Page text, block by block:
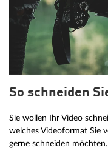
So schneiden
Sie wollen Ihr Video
welches Videoformat Sie
gerne schneiden